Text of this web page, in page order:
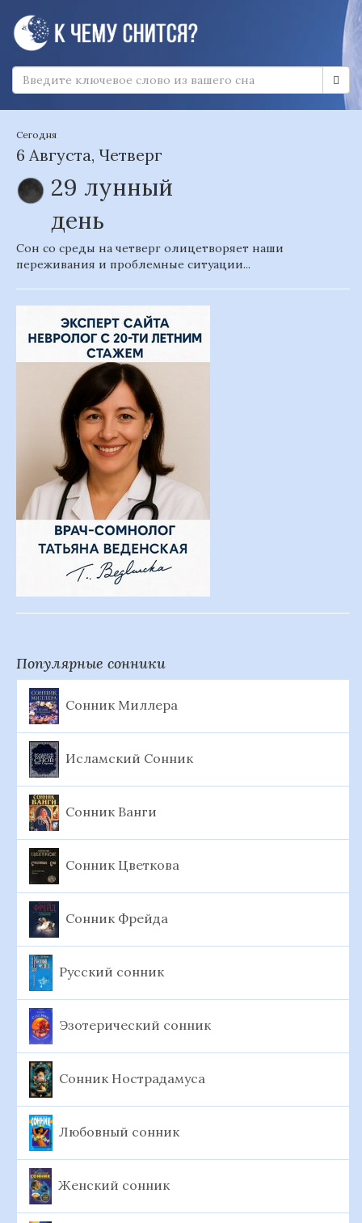
Сегодня
6 Августа, Четверг
29 лунный
день
Сон со среды на четверг олицетворяет наши
переживания и проблемные ситуации...
Популярные сонники
Сонник Миллера
Исламский Сонник
Сонник Ванги
Сонник Цветкова
Сонник Фрейда
Русский сонник
Эзотерический сонник
Сонник Нострадамуса
Любовный сонник
Женский сонник